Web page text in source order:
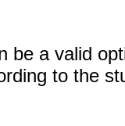
be a valid
to the